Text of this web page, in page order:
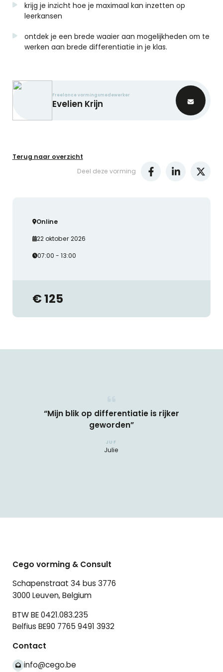
krijg je inzicht hoe je maximaal kan inzetten op
leerkansen
ontdek je een brede waaier aan mogelijkheden om te
werken aan brede differentiatie in je klas.
Freelance vormingsmedewerker
Evelien Krijn
Terug naar overzicht
Deel deze vorming
Online
22 oktober 2026
07:00 - 13:00
€ 125
“Mijn blik op differentiatie is rijker
geworden”
JUF
Julie
Cego vorming & Consult
Schapenstraat 34 bus 3776
3000 Leuven, Belgium
BTW BE 0421.083.235
Belfius BE90 7765 9491 3932
Contact
info@cego.be